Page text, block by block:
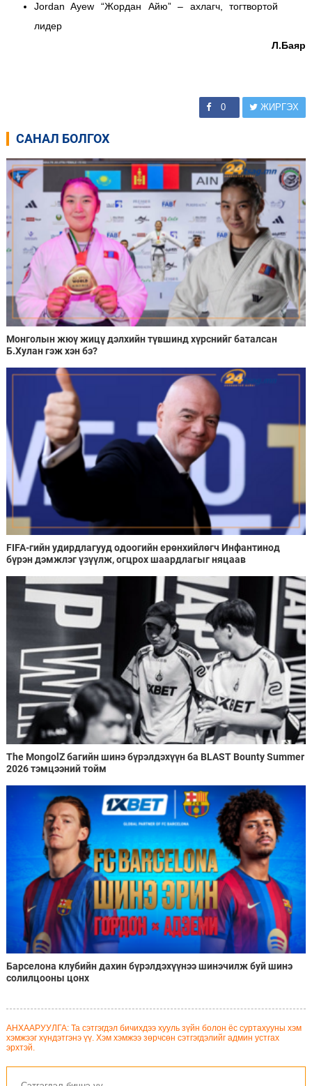
Jordan Ayew “Жордан Айю” – ахлагч, тогтвортой
лидер
Л.Баяр
0 ЖИРГЭХ
САНАЛ БОЛГОХ
Монголын жюү жицү дэлхийн түвшинд хүрснийг баталсан
Б.Хулан гэж хэн бэ?
FIFA-гийн удирдлагууд одоогийн ерөнхийлөгч Инфантинод
бүрэн дэмжлэг үзүүлж, огцрох шаардлагыг няцаав
The MongolZ багийн шинэ бүрэлдэхүүн ба BLAST Bounty Summer
2026 тэмцээний тойм
Барселона клубийн дахин бүрэлдэхүүнээ шинэчилж буй шинэ
солилцооны цонх
АНХААРУУЛГА: Та сэтгэгдэл бичихдээ хууль зүйн болон ёс суртахууны хэм
хэмжээг хүндэтгэнэ үү. Хэм хэмжээ зөрчсөн сэтгэгдэлийг админ устгах
эрхтэй.